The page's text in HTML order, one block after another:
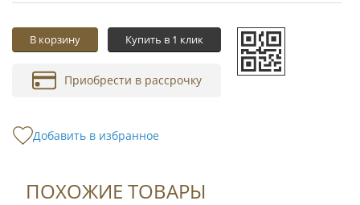
В корзину Купить в 1 клик
Приобрести в рассрочку
Добавить в избранное
ПОХОЖИЕ ТОВАРЫ